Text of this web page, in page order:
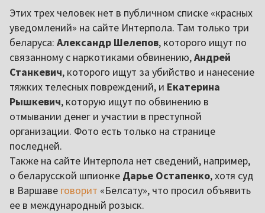
Этих трех человек нет в публичном списке «красных
уведомлений» на сайте Интерпола. Там только три
беларуса: Александр Шелепов, которого ищут по
связанному с наркотиками обвинению,Андрей
Станкевич, которого ищут за убийство и нанесение
тяжких телесных повреждений, и Екатерина
Рышкевич, которую ищут по обвинению в
отмывании денег и участии в преступной
организации. Фото есть только на странице
последней.
Также на сайте Интерпола нет сведений, например,
о беларусской шпионке Дарье Остапенко, хотя суд
в Варшаве говорит «Белсату», что просил объявить
ее в международный розыск.